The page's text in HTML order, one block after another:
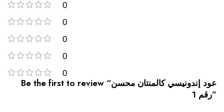
0
0
0
0
0
Be the first to review “عود إندونيسي كالمنتان محسن
رقم 1”